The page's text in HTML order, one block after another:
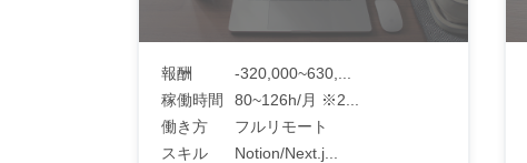
報酬
-320,000~630,...
稼働時間
80~126h/月 ※2...
働き方
フルリモート
スキル
Notion/Next.j...